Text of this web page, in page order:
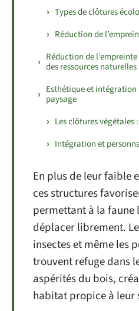
Types de clôtures
Réduction de
Réduction de
des ressources naturelles
Esthétique et
paysage
Les clôtures
Intégration et
En plus de leur faible
ces structures
permettant à la faune
déplacer librement.
insectes et même les
trouvent refuge dans
aspérités du bois,
habitat propice à leur